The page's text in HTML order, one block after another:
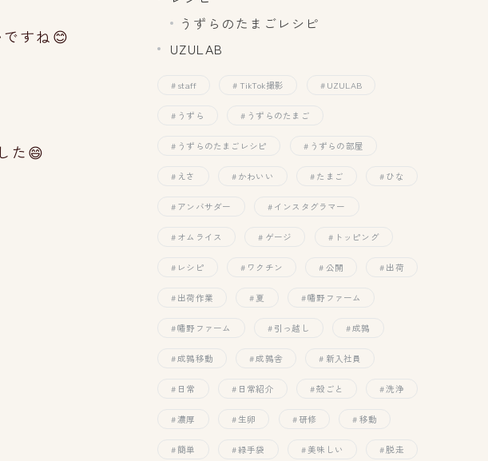
すね😊
た😄
うずらのたまごレシピ
UZULAB
staff TikTok撮影 UZULAB
うずら うずらのたまご
うずらのたまごレシピ うずらの部屋
えさ かわいい たまご ひな
アンバサダー インスタグラマー
オムライス ゲージ トッピング
レシピ ワクチン 公開 出荷
出荷作業 夏 幡野ファーム
幡野ファーム 引っ越し 成鶉
成鶉移動 成鶉舎 新入社員
日常 日常紹介 殻ごと 洗浄
濃厚 生卵 研修 移動
簡単 緑手袋 美味しい 脱走